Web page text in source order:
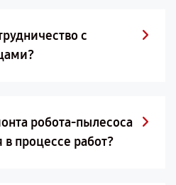
с
робота-пылесоса
процессе работ?